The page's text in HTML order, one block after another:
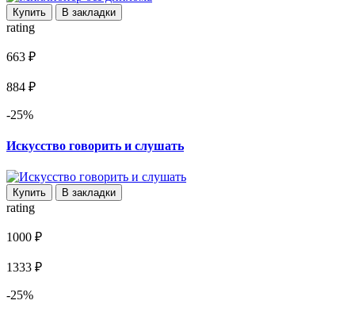
Купить В закладки
rating
663 ₽
884 ₽
-25%
Искусство говорить и слушать
Купить В закладки
rating
1000 ₽
1333 ₽
-25%